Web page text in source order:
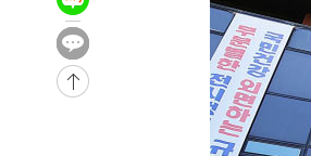
드는 임시"
17분 전 >
"낮 기온 소폭 하락"…수도권 폭
18분 전 >
[속보]이 대통령, '호우피해' 안동
19분 전 >
[단독]중수청 지원 검사들, 정원
낮 최고 37도 찜통더위…곳곳 소
SK하이닉스, 용인·청주 팹에